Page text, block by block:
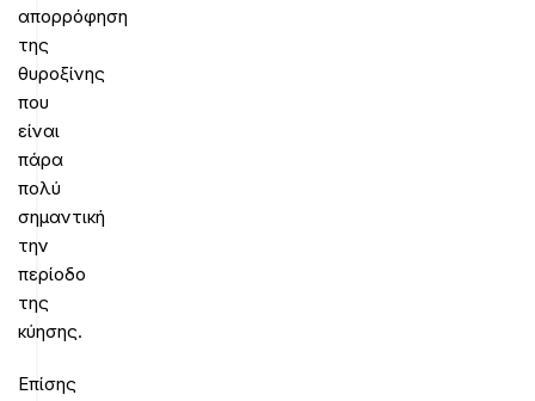
απορρόφηση
της
θυροξίνης
που
είναι
πάρα
πολύ
σημαντική
την
περίοδο
της
κύησης.
Επίσης